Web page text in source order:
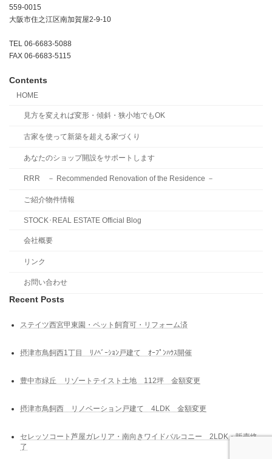
559-0015
大阪市住之江区南加賀屋2-9-10
TEL 06-6683-5088
FAX 06-6683-5115
Contents
HOME
見方を変えれば変形・傾斜・狭小地でもOK
古家を使って新築を超える家づくり
あなたのショップ開設をサポートします
RRR － Recommended Renovation of the Residence －
ご紹介物件情報
STOCK･REAL ESTATE Official Blog
会社概要
リンク
お問い合わせ
Recent Posts
ステイツ西宮甲東園・ペット飼育可・リフォーム済
摂津市鳥飼西1丁目 ﾘﾉﾍﾞｰｼｮﾝ戸建て ｵｰﾌﾟﾝﾊｳｽ開催
豊中市緑丘 リゾートテイスト土地 112坪 金額変更
摂津市鳥飼西 リノベーション戸建て 4LDK 金額変更
セレッソコート芦屋ガレリア・南向きワイドバルコニー 2LDK・販売終
了